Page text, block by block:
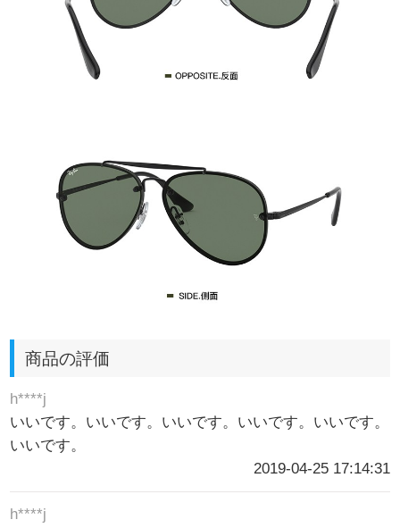
商品の評価
h****j
いいです。いいです。いいです。いいです。いいです。
いいです。
2019-04-25 17:14:31
h****j